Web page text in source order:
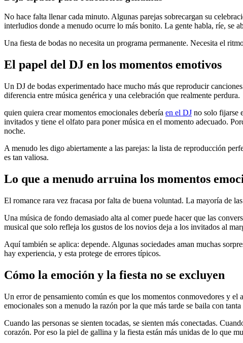
No hace falta llenar cada minuto. Algunas parejas sobrecargan su
interludios donde a menudo ocurre lo más bonito. La gente habla, ríe, se
Una fiesta de bodas no necesita un programa permanente. Necesita el
El papel del DJ en los momentos emotivos
Un DJ de bodas experimentado hace mucho más que reproducir
diferencia entre música genérica y una celebración que realmente perdura.
quien quiera crear momentos emocionales debería en el DJ no solo fijarse
invitados y tiene el olfato para poner música en el momento adecuado.
noche.
A menudo les digo abiertamente a las parejas: la lista de reproducción
es tan valiosa.
Lo que a menudo arruina los momentos
El romance rara vez fracasa por falta de buena voluntad. La mayoría de
Una música de fondo demasiado alta al comer puede hacer que las
musical que solo refleja los gustos de los novios deja a los invitados al
Aquí también se aplica: depende. Algunas sociedades aman muchas
hay experiencia, y esta protege de errores típicos.
Cómo la emoción y la fiesta no se excluyen
Un error de pensamiento común es que los momentos conmovedores y el
emocionales son a menudo la razón por la que más tarde se baila con
Cuando las personas se sienten tocadas, se sienten más conectadas.
corazón. Por eso la piel de gallina y la fiesta están más unidas de lo que